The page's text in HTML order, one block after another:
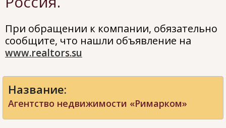
При обращении к компании, обязательно
сообщите, что нашли объявление на
www.realtors.su
Название:
Агентство недвижимости «Римарком»